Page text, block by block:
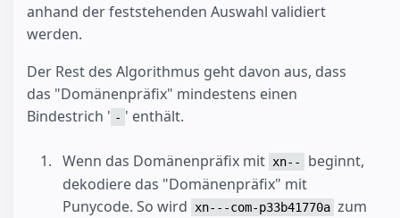
anhand der feststehenden Auswahl validiert
werden.
Der Rest des Algorithmus geht davon aus, dass
das "Domänenpräfix" mindestens einen
Bindestrich ' - ' enthält.
Wenn das Domänenpräfix mit xn--
beginnt,
dekodiere das "Domänenpräfix" mit
Punycode. So wird
xn---com-p33b41770a zum